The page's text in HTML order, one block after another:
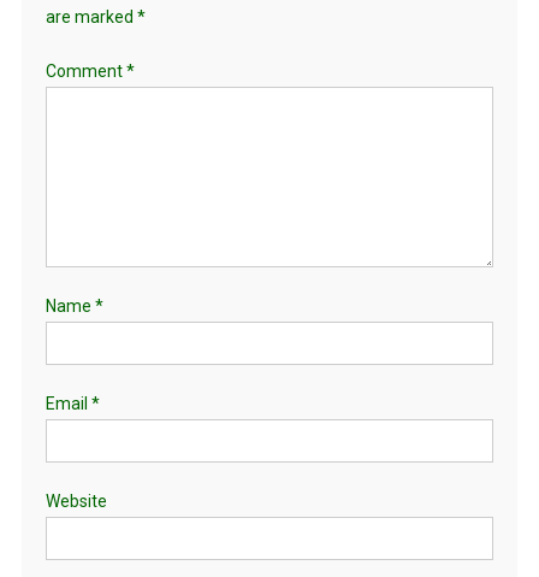
are marked *
Comment*
Name *
Email *
Website